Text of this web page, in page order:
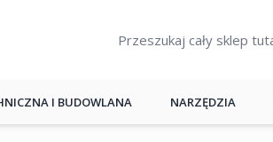
I BUDOWLANA NARZĘDZIA